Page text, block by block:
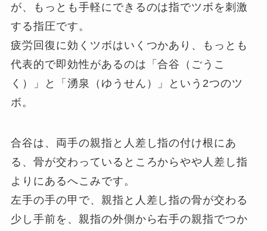
が、もっとも手軽にできるのは指でツボを刺激
する指圧です。
疲労回復に効くツボはいくつかあり、もっとも
代表的で即効性があるのは「合谷（ごうこ
く）」と「湧泉（ゆうせん）」という2つのツ
ボ。
合谷は、両手の親指と人差し指の付け根にあ
る、骨が交わっているところからやや人差し指
よりにあるへこみです。
左手の手の甲で、親指と人差し指の骨が交わる
少し手前を、親指の外側から右手の親指でつか